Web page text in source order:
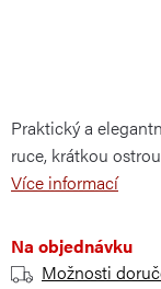
Praktický a
ruce, krátkou
Více informací
Na objednávku
Možnosti